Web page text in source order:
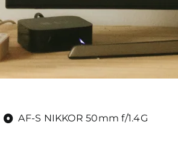
AF-S NIKKOR 50mm f/1.4G